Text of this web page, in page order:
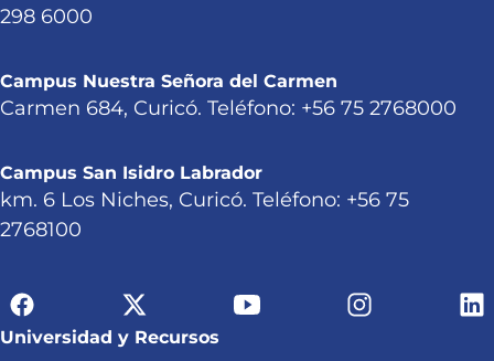
298 6000
Campus Nuestra Señora del Carmen
Carmen 684, Curicó. Teléfono: +56 75 2768000
Campus San Isidro Labrador
km. 6 Los Niches, Curicó. Teléfono: +56 75
2768100
Universidad y Recursos